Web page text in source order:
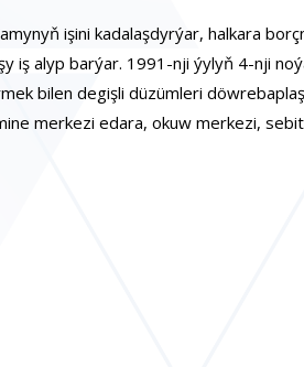
işini kadalaşdyrýar, halkara
iş alyp barýar. 1991-nji ýylyň 4-nji
bilen degişli düzümleri
merkezi edara, okuw merkezi,